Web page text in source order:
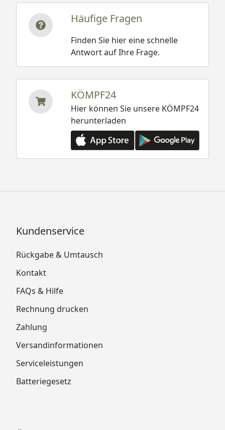
Häufige Fragen
Finden Sie hier eine schnelle
Antwort auf Ihre Frage.
KÖMPF24
Hier können Sie unsere KÖMPF24
herunterladen
Kundenservice
Rückgabe & Umtausch
Kontakt
FAQs & Hilfe
Rechnung drucken
Zahlung
Versandinformationen
Serviceleistungen
Batteriegesetz